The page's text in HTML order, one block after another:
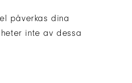
påverkas dina
inte av dessa